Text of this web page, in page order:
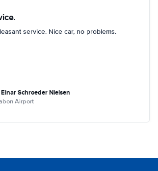
service. Nice car, no problems.
Schroeder Nielsen
Airport